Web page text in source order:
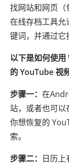
找网站和网页
在线存档工具允
键词，并通过它
以下是如何使
的 YouTube 视频
步骤一： 在
站，或者也可
你想恢复的
索。
步骤二： 日历